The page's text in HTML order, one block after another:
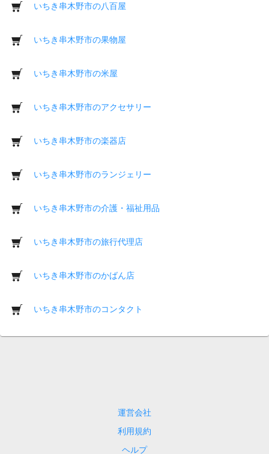
いちき串木野市の八百屋
いちき串木野市の果物屋
いちき串木野市の米屋
いちき串木野市のアクセサリー
いちき串木野市の楽器店
いちき串木野市のランジェリー
いちき串木野市の介護・福祉用品
いちき串木野市の旅行代理店
いちき串木野市のかばん店
いちき串木野市のコンタクト
運営会社
利用規約
ヘルプ